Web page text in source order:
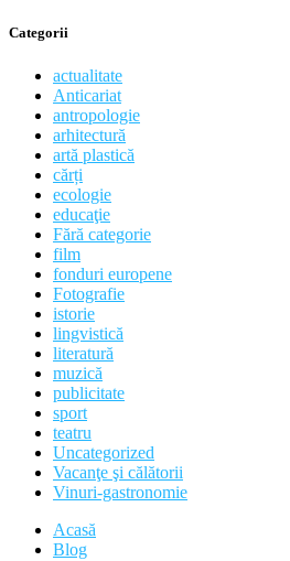
Categorii
actualitate
Anticariat
antropologie
arhitectură
artă plastică
cărți
ecologie
educaţie
Fără categorie
film
fonduri europene
Fotografie
istorie
lingvistică
literatură
muzică
publicitate
sport
teatru
Uncategorized
Vacanţe şi călătorii
Vinuri-gastronomie
Acasă
Blog